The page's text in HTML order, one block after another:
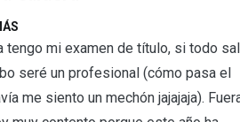
tengo mi examen de título, si todo
seré un profesional (cómo pasa el
me siento un mechón jajajaja).